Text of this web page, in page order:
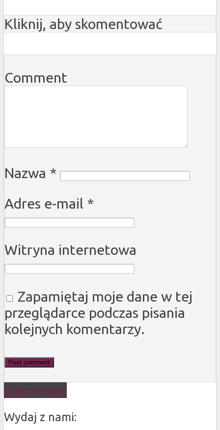
Kliknij, aby skomentować
Comment
Nazwa *
Adres e-mail *
Witryna internetowa
Zapamiętaj moje dane w tej
przeglądarce podczas pisania
kolejnych komentarzy.
Comment
Wydaj z nami: